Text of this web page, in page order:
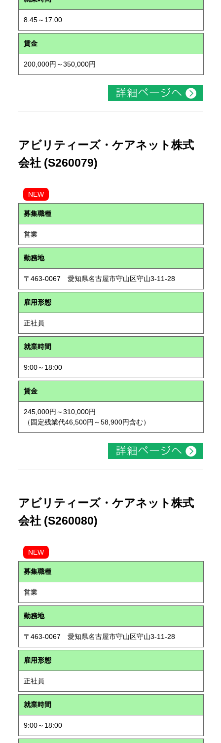
8:45～17:00
賃金
200,000円～350,000円
アビリティーズ・ケアネット株式
会社 (S260079)
NEW
募集職種
営業
勤務地
〒463-0067 愛知県名古屋市守山区守山3-11-28
雇用形態
正社員
就業時間
9:00～18:00
賃金
245,000円～310,000円
（固定残業代46,500円～58,900円含む）
アビリティーズ・ケアネット株式
会社 (S260080)
NEW
募集職種
営業
勤務地
〒463-0067 愛知県名古屋市守山区守山3-11-28
雇用形態
正社員
就業時間
9:00～18:00